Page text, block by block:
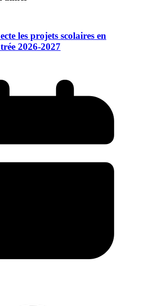
les projets scolaires en
2026-2027